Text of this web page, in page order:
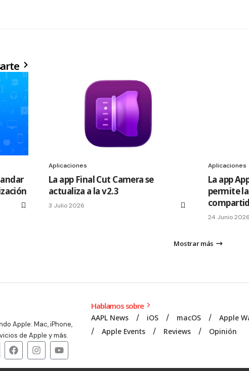
Aplicaciones
La app Final Cut Camera se
actualiza a la v2.3
3 Julio 2026
Aplicaciones
La app
permite
24 Junio 2026
Mostrar más
Apple: Mac, iPhone,
de Apple y más.
Hablamos sobre
AAPL News iOS macOS Apple
Apple Events
Reviews Opinión